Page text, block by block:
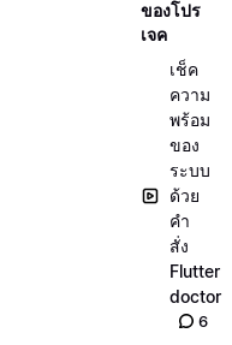
ของโปร
เจค
เช็ค
ความ
พร้อม
ของ
ระบบ
ด้วย
คำ
สั่ง
Flutter
doctor
6